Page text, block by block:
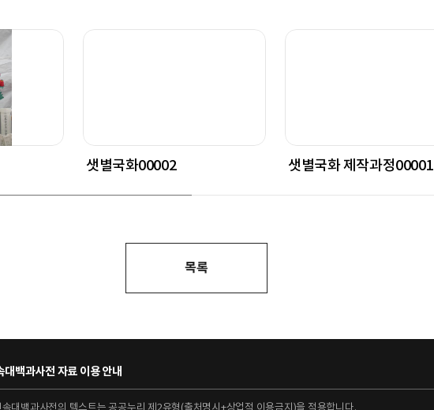
샛별국화00002 샛별국화 제작과정00001
목록
대백과사전 자료 이용 안내
속대백과사전의 텍스트는 공공누리 제2유형(출처명시+상업적 이용금지)을 적용합니다.